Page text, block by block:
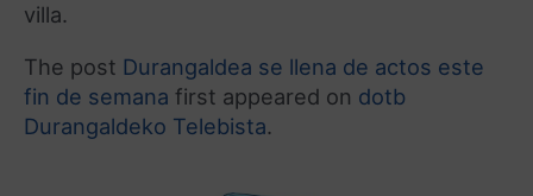
villa.
The post Durangaldea se llena de actos este
fin de semana first appeared on dotb
Durangaldeko Telebista.